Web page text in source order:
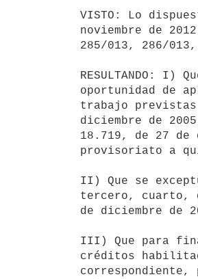
VISTO: Lo
noviembre de
285/013, 286/
RESULTANDO:
oportunidad de
trabajo
diciembre de
18.719, de 27
provisoriato a
II) Que se
tercero, cuarto,
de diciembre de
III) Que para
créditos
correspondiente,